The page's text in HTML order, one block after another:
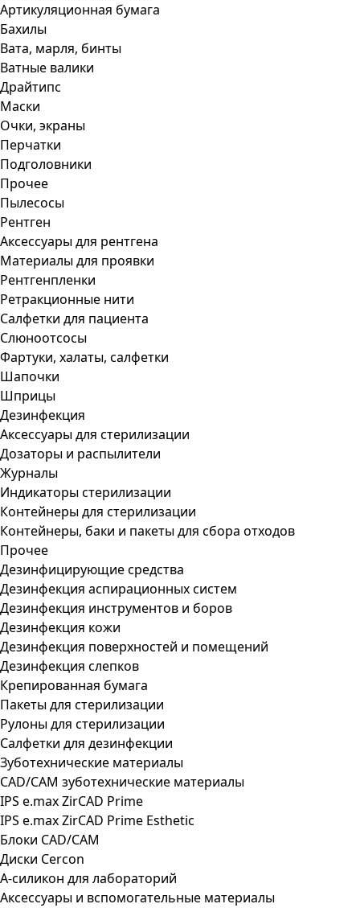
Артикуляционная бумага
Бахилы
Вата, марля, бинты
Ватные валики
Драйтипс
Маски
Очки, экраны
Перчатки
Подголовники
Прочее
Пылесосы
Рентген
Аксессуары для рентгена
Материалы для проявки
Рентгенпленки
Ретракционные нити
Салфетки для пациента
Слюноотсосы
Фартуки, халаты, салфетки
Шапочки
Шприцы
Дезинфекция
Аксессуары для стерилизации
Дозаторы и распылители
Журналы
Индикаторы стерилизации
Контейнеры для стерилизации
Контейнеры, баки и пакеты для сбора отходов
Прочее
Дезинфицирующие средства
Дезинфекция аспирационных систем
Дезинфекция инструментов и боров
Дезинфекция кожи
Дезинфекция поверхностей и помещений
Дезинфекция слепков
Крепированная бумага
Пакеты для стерилизации
Рулоны для стерилизации
Салфетки для дезинфекции
Зуботехнические материалы
CAD/CAM зуботехнические материалы
IPS e.max ZirCAD Prime
IPS e.max ZirCAD Prime Esthetic
Блоки CAD/CAM
Диски Cercon
А-силикон для лабораторий
Аксессуары и вспомогательные материалы